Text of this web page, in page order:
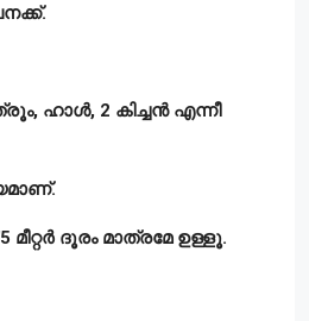
ഹാൾ, 2 കിച്ചൻ എന്നീ
മീറ്റർ ദൂരം മാത്രമേ ഉള്ളൂ.